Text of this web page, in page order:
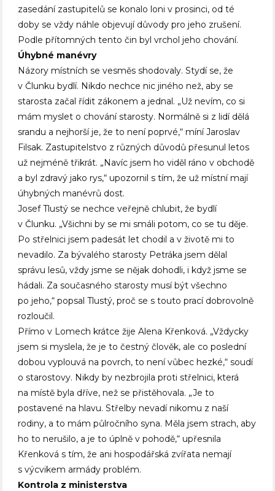
zasedání zastupitelů se konalo loni v prosinci, od té
doby se vždy náhle objevují důvody pro jeho zrušení.
Podle přítomných tento čin byl vrchol jeho chování.
Úhybné manévry
Názory místních se vesměs shodovaly. Stydí se, že
v Člunku bydlí. Nikdo nechce nic jiného než, aby se
starosta začal řídit zákonem a jednal. „Už nevím, co si
mám myslet o chování starosty. Normálně si z lidí dělá
srandu a nejhorší je, že to není poprvé,“ míníJaroslav
Filsak. Zastupitelstvo z různých důvodů přesunul letos
už nejméně třikrát. „Navíc jsem ho viděl ráno v obchodě
a byl zdravý jako rys,“ upozornil s tím, že už místní mají
úhybných manévrů dost.
Josef Tlustý se nechce veřejně chlubit, že bydlí
v Člunku. „Všichni by se mi smáli potom, co se tu děje.
Po střelnici jsem padesát let chodil a v životě mi to
nevadilo. Za bývalého starosty Petráka jsem dělal
správu lesů, vždy jsme se nějak dohodli, i když jsme se
hádali. Za současného starosty musí být všechno
po jeho,“ popsal Tlustý, proč se s touto prací dobrovolně
rozloučil.
Přímo v Lomech krátce žije Alena Křenková. „Vždycky
jsem si myslela, že je to čestný člověk, ale co poslední
dobou vyplouvá na povrch, to není vůbec hezké,“ soudí
o starostovy. Nikdy by nezbrojila proti střelnici, která
na místě byla dříve, než se přistěhovala. „Je to
postavené na hlavu. Střelby nevadí nikomu z naší
rodiny, a to mám půlročního syna. Měla jsem strach, aby
ho to nerušilo, a je to úplně v pohodě,“ upřesnila
Křenková s tím, že ani hospodářská zvířata nemají
s výcvikem armády problém.
Kontrola z ministerstva